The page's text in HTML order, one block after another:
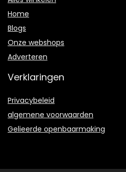
Home
Blogs
Onze webshops
Adverteren
Verklaringen
Privacybeleid
algemene voorwaarden
Gelieerde openbaarmaking